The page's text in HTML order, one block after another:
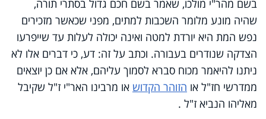
בשם מהר"י מולכו, שאמר בשם חכם גדול בסתרי תורה,
שהיה מונע מלומר השכבות למתים, מפני שכאשר מזכירים
נפש המת היא יורדת למטה ואינה יכולה לעלות עד שייפרעו
הצדקה שנודרים בעבורה. וכתב על זה: דע, כי דברים אלו לא
ניתנו להיאמר מכוח סברא לסמוך עליהם, אלא אם כן יוצאים
ממדרשי חז"ל או הזוהר הקדוש או מרבינו האר"י ז"ל שקיבל
מאליהו הנביא ז"ל .